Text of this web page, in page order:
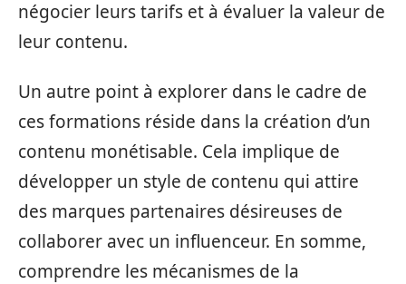
négocier leurs tarifs et à évaluer la valeur de
leur contenu.
Un autre point à explorer dans le cadre de
ces formations réside dans la création d’un
contenu monétisable. Cela implique de
développer un style de contenu qui attire
des marques partenaires désireuses de
collaborer avec un influenceur. En somme,
comprendre les mécanismes de la